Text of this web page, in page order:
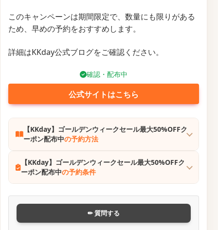
このキャンペーンは期間限定で、数量にも限りがある
ため、早めの予約をおすすめします。
詳細はKKday公式ブログをご確認ください。
確認・配布中
公式サイトはこちら
【KKday】ゴールデンウィークセール最大50%OFFク
ーポン配布中の予約方法
【KKday】ゴールデンウィークセール最大50%OFFク
ーポン配布中の予約条件
✏ 質問する